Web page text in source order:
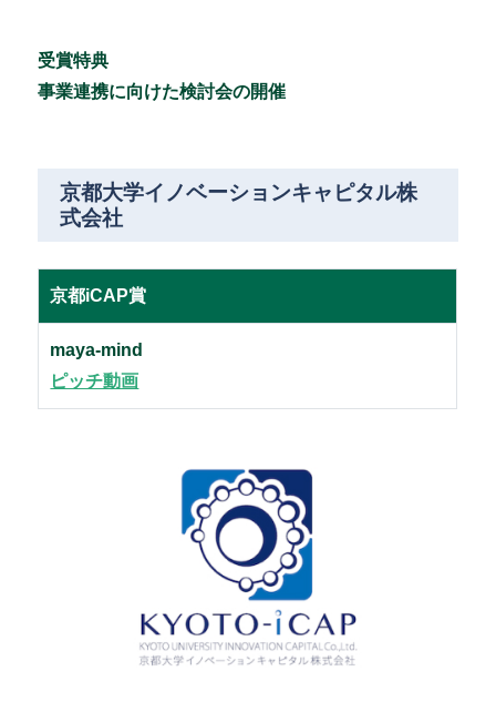
受賞特典
事業連携に向けた検討会の開催
京都大学イノベーションキャピタル株
式会社
京都iCAP賞
maya-mind
ピッチ動画